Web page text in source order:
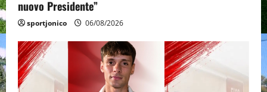
nuovo Presidente”
sportjonico 06/08/2026